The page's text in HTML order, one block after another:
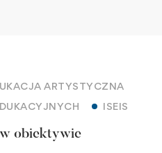
ARTYSTYCZNA
ISEIS
obiektywie